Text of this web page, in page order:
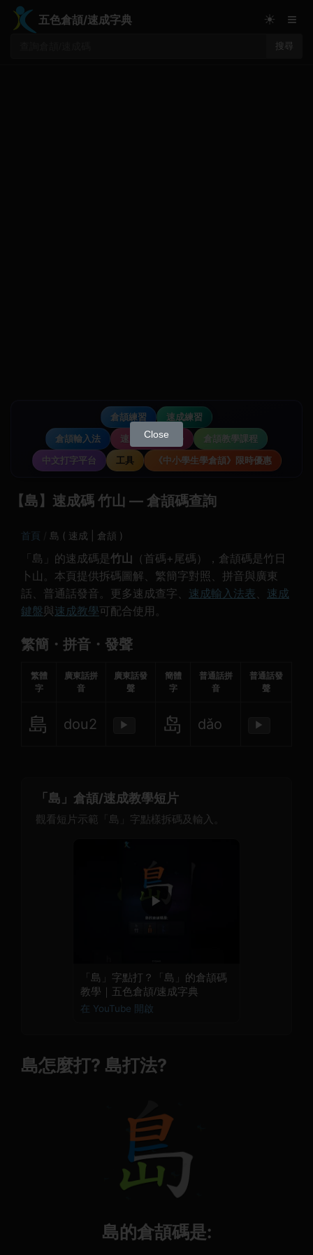
五色倉頡/速成字典
搜尋
☀ ≡
倉頡練習
速成練習
倉頡輸入法
速成輸入法教學
倉頡教學課程
中文打字平台
工具 《中小學生學倉頡》限時優惠
【島】速成碼 竹山 — 倉頡碼查詢
首頁 島 ( 速成 | 倉頡 )
「島」的速成碼是 竹山 （首碼+尾碼），倉頡碼是竹日
卜山。本頁提供拆碼圖解、繁簡字對照、拼音與廣東
話、普通話發音。更多速成查字、 速成輸入法表、 速成
鍵盤與速成教學可配合使用。
繁簡・拼音・發聲
繁體
字
廣東話拼
音
廣東話發
聲
簡體
字
普通話拼
音
普通話發
聲
島 dou2 ▶ 岛 dǎo ▶
「島」倉頡/速成教學短片
觀看短片示範「島」字點樣拆碼及輸入。
▶
「島」字點打？「島」的倉頡碼
教學｜五色倉頡/速成字典
在 YouTube 開啟
島怎麼打? 島打法?
島的倉頡碼是:
Close